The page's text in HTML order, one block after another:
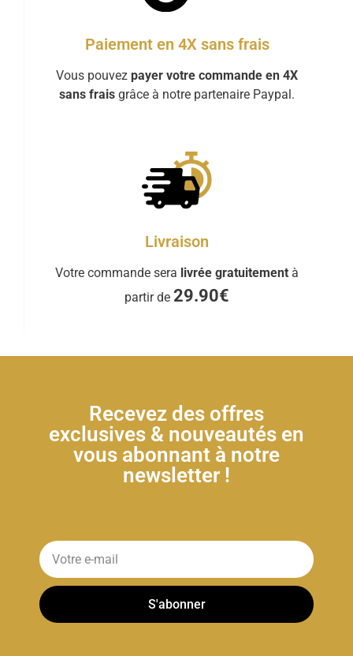
Paiement en 4X sans frais
Vous pouvez payer votre commande en 4X
sans frais grâce à notre partenaire Paypal.
Livraison
Votre commande sera livrée gratuitement à
partir de 29.90€
Recevez des offres
exclusives & nouveautés en
vous abonnant à notre
newsletter !
S'abonner